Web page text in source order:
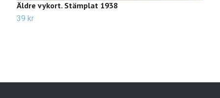
Äldre vykort. Stämplat 1938
39 kr